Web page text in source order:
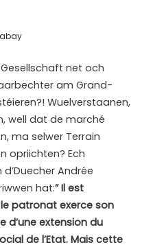
net och
am Grand-
Wuelverstaanen,
well dat de marché
ma selwer Terrain
opriichten? Ech
Andrée
hat:” Il est
patronat exerce son
d’une extension du
de l’Etat. Mais cette